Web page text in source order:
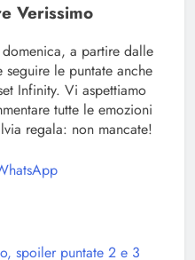
Verissimo
a partire dalle
le puntate anche
Infinity. Vi aspettiamo
tutte le emozioni
regala: non mancate!
spoiler puntate 2 e 3